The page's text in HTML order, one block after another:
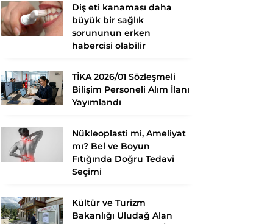
Diş eti kanaması daha
büyük bir sağlık
sorununun erken
habercisi olabilir
TİKA 2026/01 Sözleşmeli
Bilişim Personeli Alım İlanı
Yayımlandı
Nükleoplasti mi, Ameliyat
mı? Bel ve Boyun
Fıtığında Doğru Tedavi
Seçimi
Kültür ve Turizm
Bakanlığı Uludağ Alan